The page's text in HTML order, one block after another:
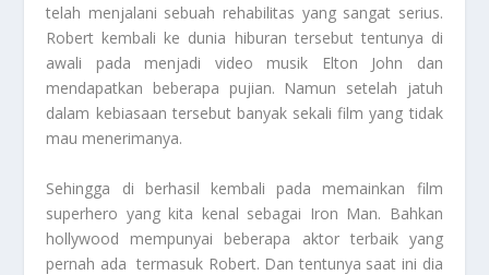
telah menjalani sebuah rehabilitas yang sangat serius.
Robert kembali ke dunia hiburan tersebut tentunya di
awali pada menjadi video musik Elton John dan
mendapatkan beberapa pujian. Namun setelah jatuh
dalam kebiasaan tersebut banyak sekali film yang tidak
mau menerimanya.
Sehingga di berhasil kembali pada memainkan film
superhero yang kita kenal sebagai Iron Man. Bahkan
hollywood mempunyai beberapa aktor terbaik yang
pernah ada termasuk Robert. Dan tentunya saat ini dia